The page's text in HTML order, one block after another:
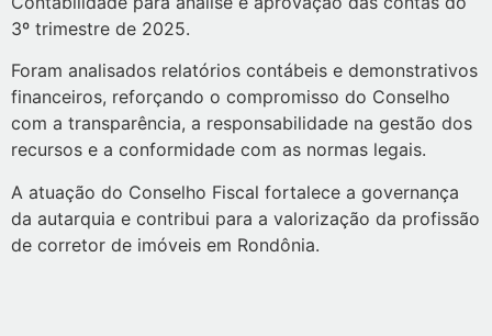
3º trimestre de 2025.
Foram analisados relatórios contábeis e demonstrativos
financeiros, reforçando o compromisso do Conselho
com a transparência, a responsabilidade na gestão dos
recursos e a conformidade com as normas legais.
A atuação do Conselho Fiscal fortalece a governança
da autarquia e contribui para a valorização da profissão
de corretor de imóveis em Rondônia.